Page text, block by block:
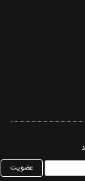
عضویت